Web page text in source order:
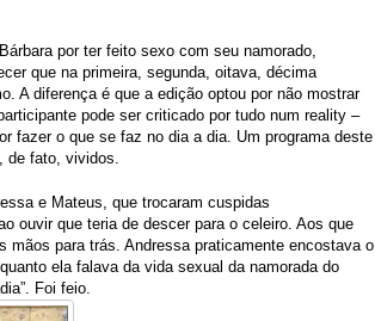
por ter feito sexo com seu namorado,
que na primeira, segunda, oitava, décima
A diferença é que a edição optou por não mostrar
pode ser criticado por tudo num reality –
fazer o que se faz no dia a dia. Um programa deste
de fato, vividos.
e Mateus, que trocaram cuspidas
ouvir que teria de descer para o celeiro. Aos que
mãos para trás. Andressa praticamente encostava o
ela falava da vida sexual da namorada do
Foi feio.